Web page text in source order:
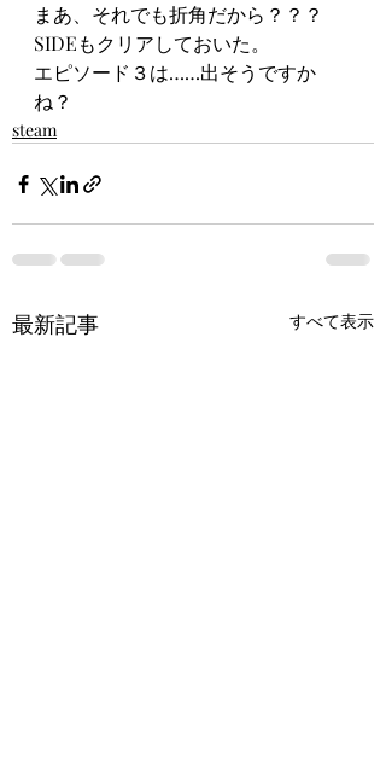
まあ、それでも折角だから？？？
SIDEもクリアしておいた。
エピソード３は……出そうですか
ね？
steam
最新記事 すべて表示